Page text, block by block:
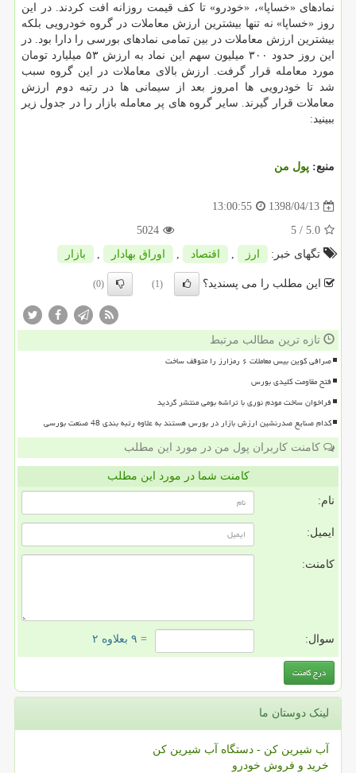
نمادهای «خساپا»، «خودرو» تا كف قیمت روزانه افت كردند. در این
روز «خساپا» نه تنها بیشترین ارزش معاملات در گروه خودرویی بلكه
بیشترین ارزش معاملات در بین تمامی نمادهای بورسی را دارا بود. در
این روز حدود ۳۰۰ میلیون سهم این نماد به ارزش ۵۳ میلیارد تومان
مورد معامله قرار گرفت. ارزش بالای معاملات در این گروه سبب
شد تا خودرویی ها امروز بعد از سیمانی ها در رتبه دوم ارزش
معاملات قرار گیرند. سایر گروه های پر معامله بازار را در جدول زیر
ببینید:
منبع: پول من
1398/04/13
13:00:55
5.0
/ 5
5024
تگهای خبر:
ارز , اقتصاد , اوراق بهادار , بازار
این مطلب را می پسندید؟ (1)
(0)
تازه ترین مطالب مرتبط
صرافی کوین بیس معاملات ۶ رمزارز را متوقف ساخت
فتح مقاومت کلیدی بورس
فراخوان ساخت مودم نوری با تراشه بومی منتشر گردید
کدام صنایع صدرنشین ارزش بازار در بورس هستند به علاوه رتبه بندی 48 صنعت بورسی
کامنت کاربران پول من در مورد این مطلب
کامنت شما در مورد این مطلب
نام:
ایمیل:
کامنت:
سوال: = ۹ بعلاوه ۲
لینک دوستان ما
آب شیرین کن - دستگاه آب شیرین کن
خرید و فروش خودرو